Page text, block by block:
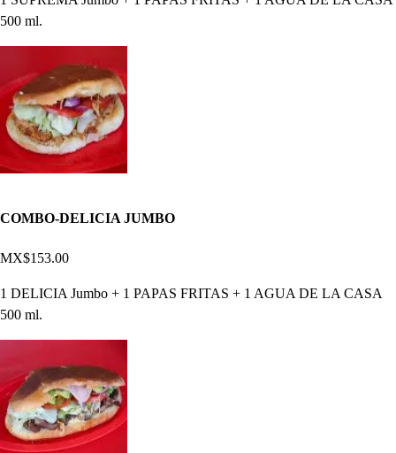
500 ml.
COMBO-DELICIA JUMBO
MX$153.00
1 DELICIA Jumbo + 1 PAPAS FRITAS + 1 AGUA DE LA CASA
500 ml.